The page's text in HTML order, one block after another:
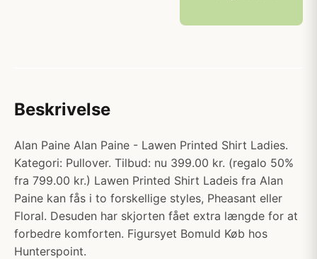
Beskrivelse
Alan Paine Alan Paine - Lawen Printed Shirt Ladies.
Kategori: Pullover. Tilbud: nu 399.00 kr. (regalo 50%
fra 799.00 kr.) Lawen Printed Shirt Ladeis fra Alan
Paine kan fås i to forskellige styles, Pheasant eller
Floral. Desuden har skjorten fået extra længde for at
forbedre komforten. Figursyet Bomuld Køb hos
Hunterspoint.